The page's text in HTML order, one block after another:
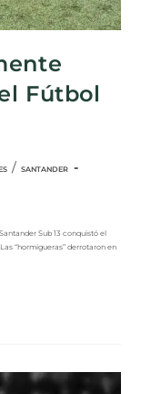
Fútbol
/ SANTANDER
Sub 13 conquistó el
“hormigueras” derrotaron en